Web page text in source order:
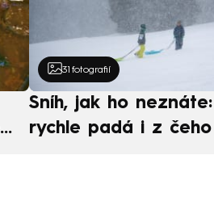
31 fotografií
Sníh, jak ho
rychle padá i z